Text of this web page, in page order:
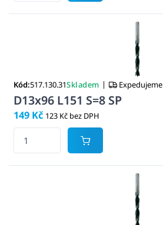
Kód:517.130.31Skladem | Expedujeme
D13x96 L151 S=8 SP
149 Kč 123 Kč bez DPH